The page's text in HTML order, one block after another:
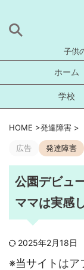
子供
ホーム
学校
HOME >発達障害 >
広告 発達障害
公園デビュ
ママは実感
2025年2月18日
※当サイトはア